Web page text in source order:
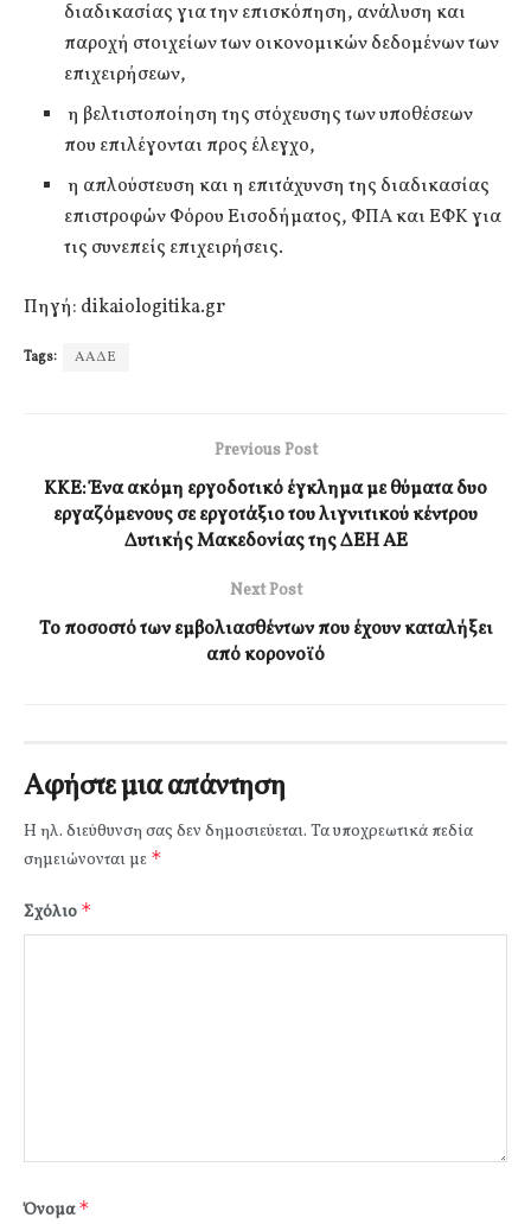
διαδικασίας για την επισκόπηση, ανάλυση και
παροχή στοιχείων των οικονομικών δεδομένων των
επιχειρήσεων,
η βελτιστοποίηση της στόχευσης των υποθέσεων
που επιλέγονται προς έλεγχο,
η απλούστευση και η επιτάχυνση της διαδικασίας
επιστροφών Φόρου Εισοδήματος, ΦΠΑ και ΕΦΚ για
τις συνεπείς επιχειρήσεις.
Πηγή: dikaiologitika.gr
Tags: ΑΑΔΕ
Previous Post
ΚΚΕ: Ένα ακόμη εργοδοτικό έγκλημα με θύματα δυο
εργαζόμενους σε εργοτάξιο του λιγνιτικού κέντρου
Δυτικής Μακεδονίας της ΔΕΗ ΑΕ
Next Post
Το ποσοστό των εμβολιασθέντων που έχουν καταλήξει
από κορονοϊό
Αφήστε μια απάντηση
Η ηλ. διεύθυνση σας δεν δημοσιεύεται. Τα υποχρεωτικά πεδία
σημειώνονται με *
Σχόλιο *
Όνομα*